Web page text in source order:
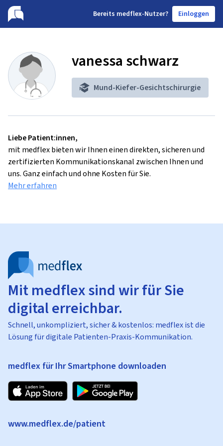
Bereits medflex-Nutzer? Einloggen
vanessa schwarz
Mund-Kiefer-Gesichtschirurgie
Liebe Patient:innen,
mit medflex bieten wir Ihnen einen direkten, sicheren und
zertifizierten Kommunikationskanal zwischen Ihnen und
uns. Ganz einfach und ohne Kosten für Sie.
Mehr erfahren
Mit medflex sind wir für Sie
digital erreichbar.
Schnell, unkompliziert, sicher & kostenlos: medflex ist die
Lösung für digitale Patienten-Praxis-Kommunikation.
medflex für Ihr Smartphone downloaden
www.medflex.de/patient